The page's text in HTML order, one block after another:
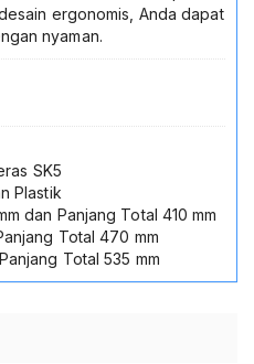
ergonomis, Anda dapat
nyaman.
SK5
Plastik
dan Panjang Total 410 mm
Total 470 mm
Total 535 mm